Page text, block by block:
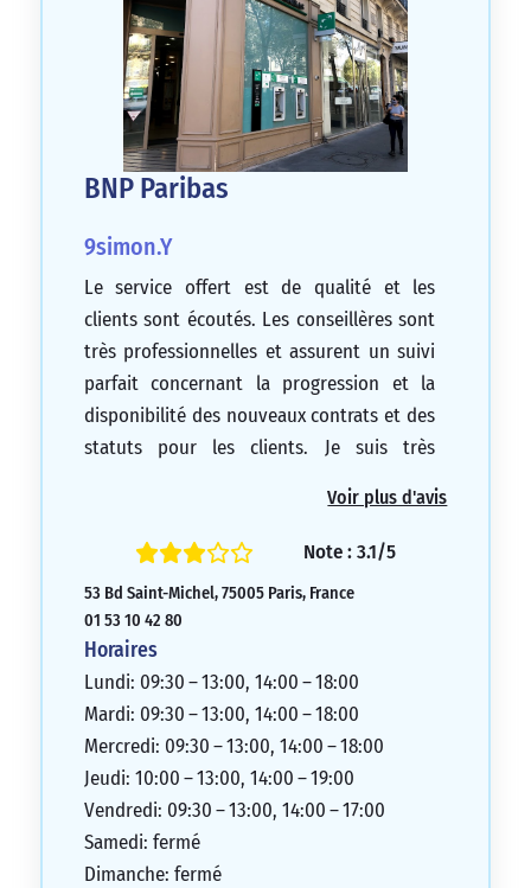
BNP Paribas
9simon.Y
Le service offert est de qualité et les
clients sont écoutés. Les conseillères sont
très professionnelles et assurent un suivi
parfait concernant la progression et la
disponibilité des nouveaux contrats et des
statuts pour les clients. Je suis très
la recommande vivement. Cordialement.
Voir plus d'avis
Note : 3.1/5
53 Bd Saint-Michel, 75005 Paris, France
01 53 10 42 80
Horaires
Lundi: 09:30 – 13:00, 14:00 – 18:00
Mardi: 09:30 – 13:00, 14:00 – 18:00
Mercredi: 09:30 – 13:00, 14:00 – 18:00
Jeudi: 10:00 – 13:00, 14:00 – 19:00
Vendredi: 09:30 – 13:00, 14:00 – 17:00
Samedi: fermé
Dimanche: fermé